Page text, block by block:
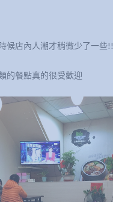
候店內人潮才稍微少了一些!!
的餐點真的很受歡迎